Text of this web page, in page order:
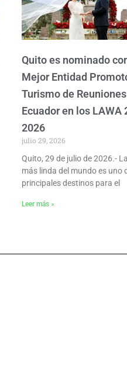
Quito es nominado
Mejor Entidad
Turismo de
Ecuador en los LAWA
2026
julio 29, 2026
Quito, 29 de julio de 2026.-
más linda del mundo es uno
principales destinos para el
Leer más »